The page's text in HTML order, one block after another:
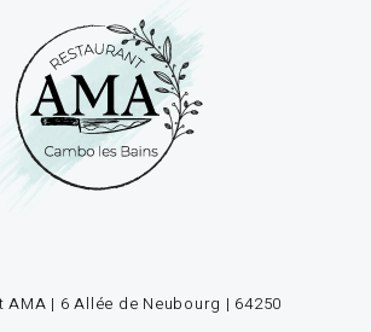
AMA | 6 Allée de Neubourg | 64250